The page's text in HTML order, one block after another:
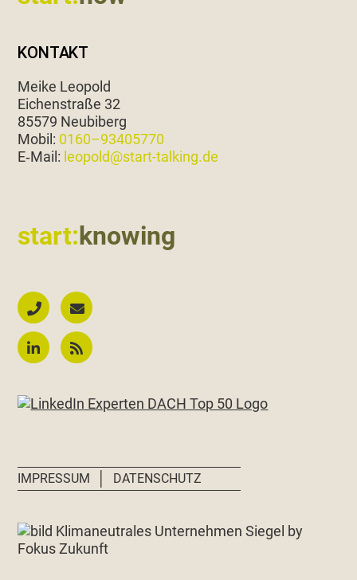
KONTAKT
Meike Leopold
Eichen­straße 32
85579 Neubiberg
Mobil: 0160–93405770
E‑Mail: leopold@start-talking.de
start:knowing
IMPRESSUM DATENSCHUTZ